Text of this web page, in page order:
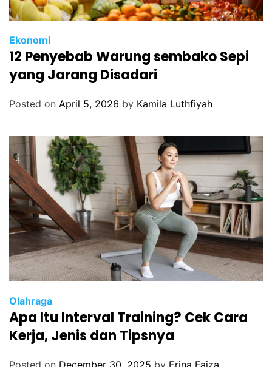
Ekonomi
12 Penyebab Warung sembako Sepi
yang Jarang Disadari
Posted on April 5, 2026 by Kamila Luthfiyah
Olahraga
Apa Itu Interval Training? Cek Cara
Kerja, Jenis dan Tipsnya